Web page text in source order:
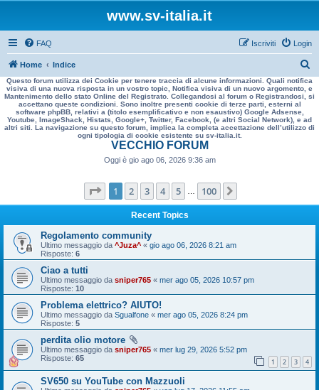
www.sv-italia.it
FAQ Login
Iscriviti
Home Indice
e
r
a
Questo forum utilizza dei Cookie per tenere traccia di alcune informazioni. Quali notifica
visiva di una nuova risposta in un vostro topic, Notifica visiva di un nuovo argomento, e
Mantenimento dello stato Online del Registrato. Collegandosi al forum o Registrandosi, si
accettano queste condizioni. Sono inoltre presenti cookie di terze parti, esterni al
software phpBB, relativi a (titolo esemplificativo e non esaustivo) Google Adsense,
Youtube, ImageShack, Histats, Google+, Twitter, Facebook, (e altri Social Network), e ad
altri siti. La navigazione su questo forum, implica la completa accettazione dell’utilizzo di
ogni tipologia di cookie esistente su sv-italia.it.
VECCHIO FORUM
Oggi è gio ago 06, 2026 9:36 am
Pagina di 100
1 2 3 4 5 100
Recent Topics
Regolamento community
Ultimo messaggio da ^Juza^ « gio ago 06, 2026 8:21 am
Risposte: 6
Ciao a tutti
Ultimo messaggio da sniper765 « mer ago 05, 2026 10:57 pm
Risposte: 10
Problema elettrico? AIUTO!
Ultimo messaggio da Sgualfone « mer ago 05, 2026 8:24 pm
Risposte: 5
perdita olio motore
Ultimo messaggio da sniper765 « mer lug 29, 2026 5:52 pm
Risposte: 65 1 2 3 4
SV650 su YouTube con Mazzuoli